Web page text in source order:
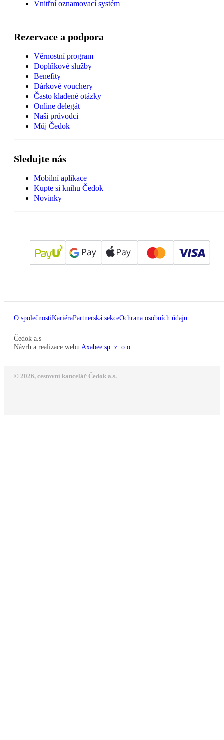
Vnitřní oznamovací systém
Rezervace a podpora
Věrnostní program
Doplňkové služby
Benefity
Dárkové vouchery
Často kladené otázky
Online delegát
Naši průvodci
Můj Čedok
Sledujte nás
Mobilní aplikace
Kupte si knihu Čedok
Novinky
O společnostiKariéraPartnerská sekceOchrana osobních údajů
Čedok a.s
Návrh a realizace webu Axabee sp. z. o.o.
© 2026, cestovní kancelář Čedok a.s.